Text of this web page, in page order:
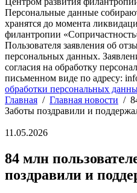
Персональные данные
хранятся до момента
филантропии
Пользователя заявления об
персональных данных.
согласия на обработку
письменном виде по адресу:
обработки персональных
Главная / Главная новости /
Заботы поздравили и
11.05.2026
84 млн
поздравили и